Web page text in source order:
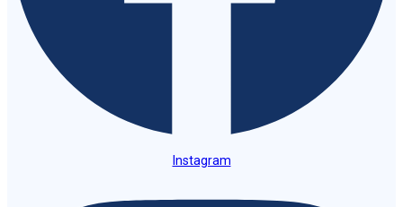
Instagram